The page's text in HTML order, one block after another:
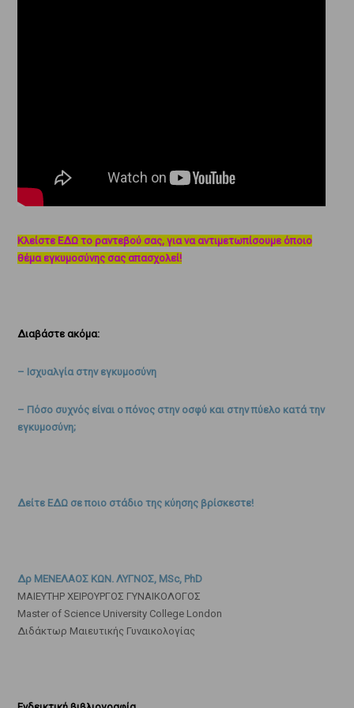
Κλείστε ΕΔΩ το ραντεβού σας, για να αντιμετωπίσουμε όποιο
θέμα εγκυμοσύνης σας απασχολεί!
Διαβάστε ακόμα:
– Ισχυαλγία στην εγκυμοσύνη
– Πόσο συχνός είναι ο πόνος στην οσφύ και στην πύελο κατά την
εγκυμοσύνη;
Δείτε ΕΔΩ σε ποιο στάδιο της κύησης βρίσκεστε!
Δρ ΜΕΝΕΛΑΟΣ ΚΩΝ. ΛΥΓΝΟΣ, MSc, PhD
ΜΑΙΕΥΤΗΡ ΧΕΙΡΟΥΡΓΟΣ ΓΥΝΑΙΚΟΛΟΓΟΣ
Master of Science University College London
Διδάκτωρ Μαιευτικής Γυναικολογίας